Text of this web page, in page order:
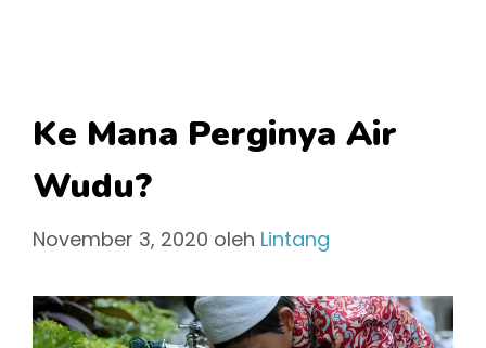
Ke Mana Perginya Air
Wudu?
November 3, 2020 oleh Lintang